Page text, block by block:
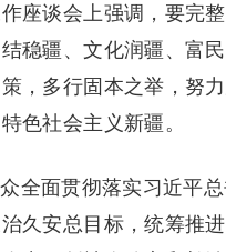
座谈会上强调，要完
稳疆、文化润疆、富
，多行固本之举，努
色社会主义新疆。
全面贯彻落实习近平
久安总目标，统筹推